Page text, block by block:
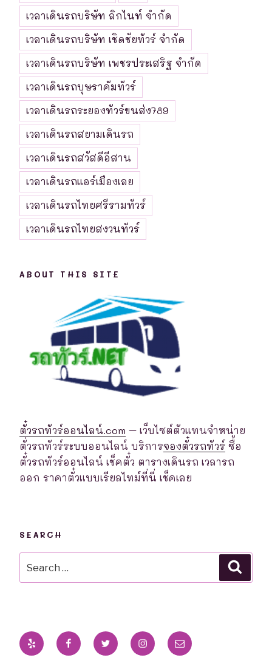
เวลาเดินรถบริษัท ลิกไนท์ จำกัด
เวลาเดินรถบริษัท เชิดชัยทัวร์ จำกัด
เวลาเดินรถบริษัท เพชรประเสริฐ จำกัด
เวลาเดินรถบุษราคัมทัวร์
เวลาเดินรถระยองทัวร์ขนส่ง789
เวลาเดินรถสยามเดินรถ
เวลาเดินรถสวัสดีอีสาน
เวลาเดินรถแอร์เมืองเลย
เวลาเดินรถไทยศรีรามทัวร์
เวลาเดินรถไทยสงวนทัวร์
ABOUT THIS SITE
ตั๋วรถทัวร์ออนไลน์.com – เว็บไซต์ตัวแทนจำหน่าย
ตั่วรถทัวร์ระบบออนไลน์ บริการจองตั๋วรถทัวร์ ซื้อ
ตั๋วรถทัวร์ออนไลน์ เช็คตั๋ว ตารางเดินรถ เวลารถ
ออก ราคาตั๋วแบบเรียลไทม์ที่นี่ เช็คเลย
SEARCH
for:
Yelp FacebookTwitter InstagramEmail